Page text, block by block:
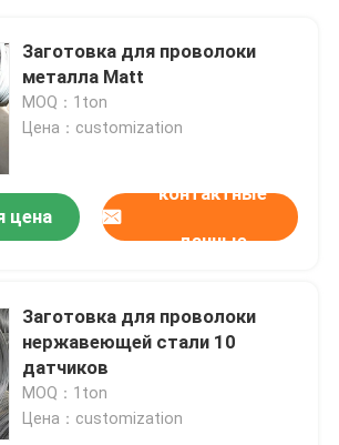
Заготовка для проволоки
металла Matt
MOQ：1ton
Цена：customization
цена
контактные
данные
Заготовка для проволоки
нержавеющей стали 10
датчиков
MOQ：1ton
Цена：customization